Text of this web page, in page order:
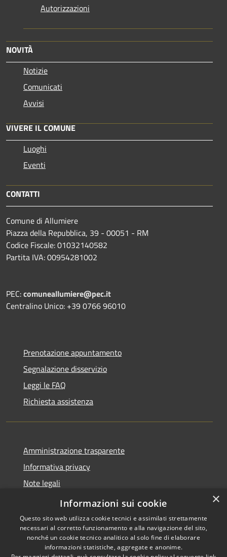
Autorizzazioni
NOVITÀ
Notizie
Comunicati
Avvisi
VIVERE IL COMUNE
Luoghi
Eventi
CONTATTI
Comune di Allumiere
Piazza della Repubblica, 39 - 00051 - RM
Codice Fiscale: 01032140582
Partita IVA: 00954281002
PEC:comuneallumiere@pec.it
Centralino Unico: +39 0766 96010
Prenotazione appuntamento
Segnalazione disservizio
Leggi le FAQ
Richiesta assistenza
Amministrazione trasparente
Informativa privacy
Note legali
Dichiarazione di accessibilità
Copyright © 2026 • Comune di
×
Informazioni sui cookie
Questo sito web utilizza cookie tecnici e assimilati strettamente
necessari al corretto funzionamento e alla navigazione del sito,
nonché un cookie tecnico analitico al solo fine di elaborare
informazioni statistiche, aggregate e anonime.